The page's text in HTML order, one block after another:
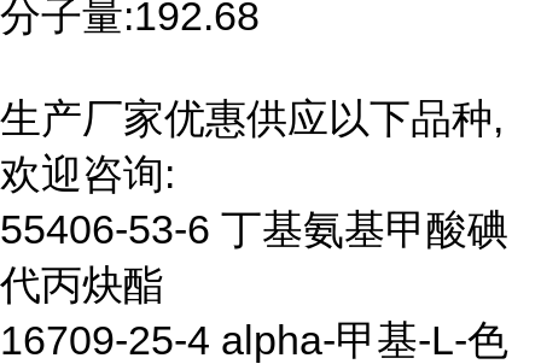
分子量:192.68
生产厂家优惠供应以下品种,
欢迎咨询:
55406-53-6 丁基氨基甲酸碘
代丙炔酯
16709-25-4 alpha-甲基-L-色